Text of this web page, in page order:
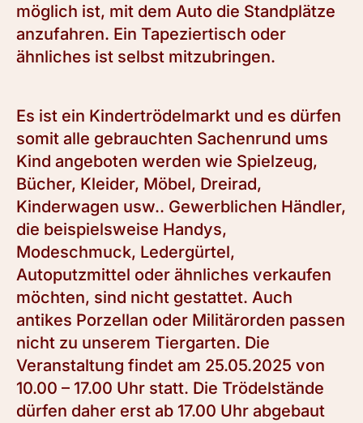
möglich ist, mit dem Auto die Standplätze
anzufahren. Ein Tapeziertisch oder
ähnliches ist selbst mitzubringen.
Es ist ein Kindertrödelmarkt und es dürfen
somit alle gebrauchten Sachenrund ums
Kind angeboten werden wie Spielzeug,
Bücher, Kleider, Möbel, Dreirad,
Kinderwagen usw.. Gewerblichen Händler,
die beispielsweise Handys,
Modeschmuck, Ledergürtel,
Autoputzmittel oder ähnliches verkaufen
möchten, sind nicht gestattet. Auch
antikes Porzellan oder Militärorden passen
nicht zu unserem Tiergarten. Die
Veranstaltung findet am 25.05.2025 von
10.00 – 17.00 Uhr statt. Die Trödelstände
dürfen daher erst ab 17.00 Uhr abgebaut